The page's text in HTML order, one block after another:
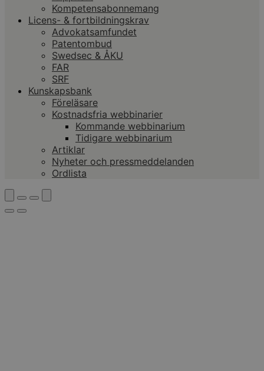
Kompetensabonnemang
Licens- & fortbildningskrav
Advokatsamfundet
Patentombud
Swedsec & ÅKU
FAR
SRF
Kunskapsbank
Föreläsare
Kostnadsfria webbinarier
Kommande webbinarium
Tidigare webbinarium
Artiklar
Nyheter och pressmeddelanden
Ordlista